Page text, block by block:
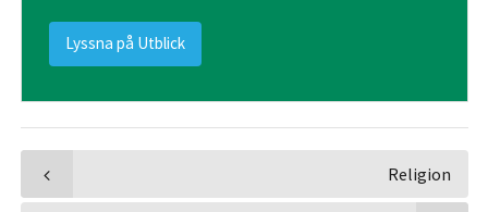
Lyssna på Utblick
Religion